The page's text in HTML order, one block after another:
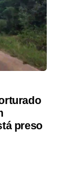
preso